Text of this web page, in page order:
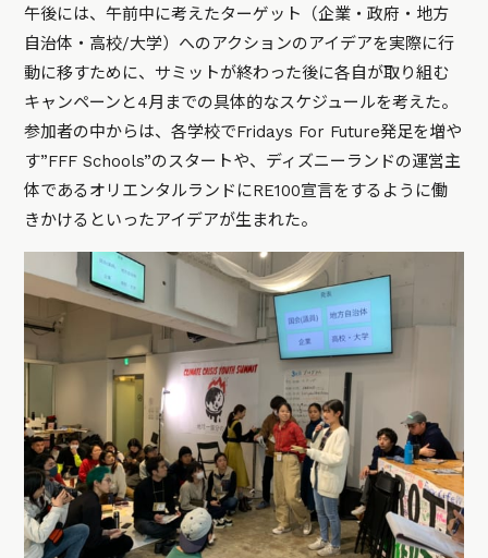
午後には、午前中に考えたターゲット（企業・政府・地方
自治体・高校/大学）へのアクションのアイデアを実際に行
動に移すために、サミットが終わった後に各自が取り組む
キャンペーンと4月までの具体的なスケジュールを考えた。
参加者の中からは、各学校でFridays For Future発足を増や
す”FFF Schools”のスタートや、ディズニーランドの運営主
体であるオリエンタルランドにRE100宣言をするように働
きかけるといったアイデアが生まれた。